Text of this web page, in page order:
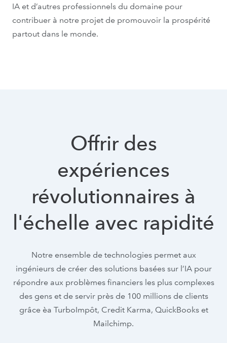
IA et d’autres professionnels du domaine pour
contribuer à notre projet de promouvoir la prospérité
partout dans le monde.
Offrir des
expériences
révolutionnaires à
l'échelle avec rapidité
Notre ensemble de technologies permet aux
ingénieurs de créer des solutions basées sur l’IA pour
répondre aux problèmes financiers les plus complexes
des gens et de servir près de 100 millions de clients
grâce èa TurboImpôt, Credit Karma, QuickBooks et
Mailchimp.